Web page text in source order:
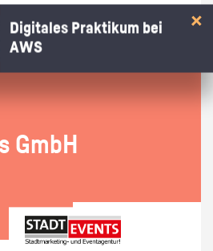
GmbH
Digitales Praktikum bei
AWS